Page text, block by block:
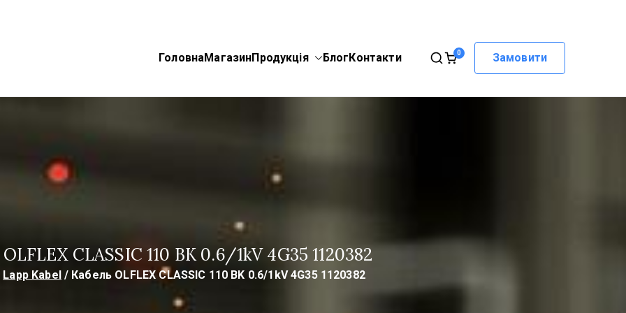
ГоловнаМагазинПродукція БлогКонтакти 0 Замовити
CLASSIC 110 BK 0.6/1kV 4G35 1120382
Lapp Kabel Кабель OLFLEX CLASSIC 110 BK 0.6/1kV 4G35 1120382